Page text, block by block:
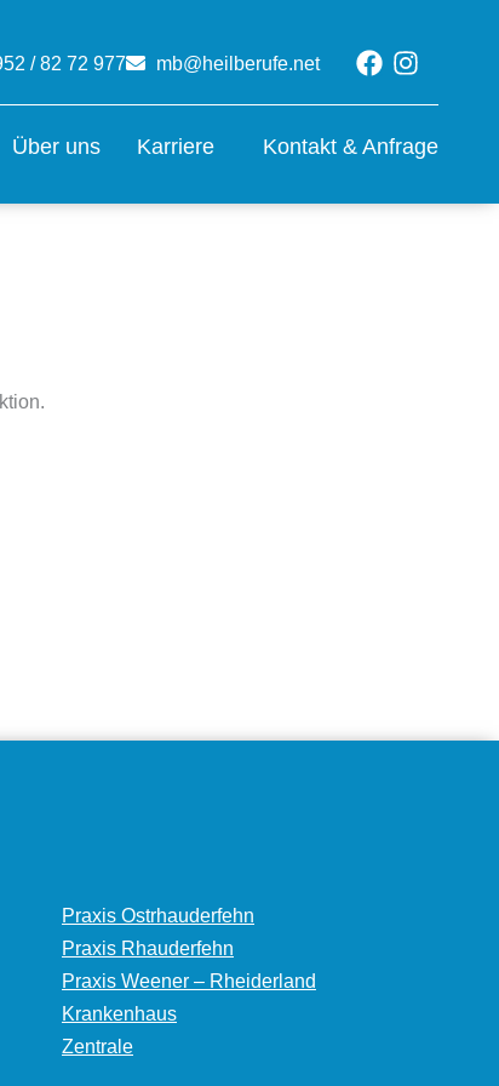
/ 82 72 977 mb@heilberufe.net Facebook
Über uns Karriere Kontakt & Anfrage
Praxis Ostrhauderfehn
Praxis Rhauderfehn
Praxis Weener – Rheiderland
Krankenhaus
Zentrale